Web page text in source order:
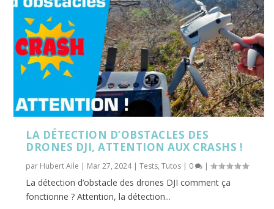
LA DÉTECTION D’OBSTACLES DES
DRONES DJI, ATTENTION AUX CRASHS !
par Hubert Aile | Mar 27, 2024|Tests,Tutos | 0 |
La détection d’obstacle des drones DJI comment ça
fonctionne ? Attention, la détection...